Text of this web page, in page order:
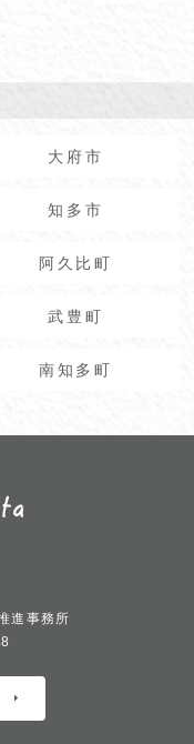
大府市
知多市
阿久比町
武豊町
南知多町
進事務所